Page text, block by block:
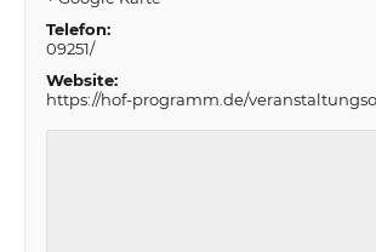
Telefon:
09251/
Website:
https://hof-programm.de/